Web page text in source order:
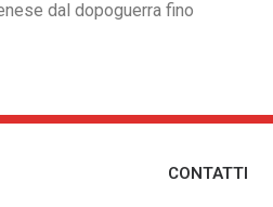
dal dopoguerra fino
CONTATTI